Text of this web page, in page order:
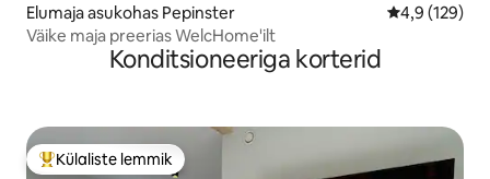
Elumaja asukohas Pepinster Keskmine
4,9 (129)
Väike maja preerias WelcHome'ilt
Konditsioneeriga korterid
Külaliste suur lemmik
Külaliste lemmik